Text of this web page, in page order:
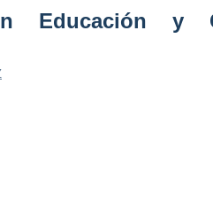
y Gestión
Educación y